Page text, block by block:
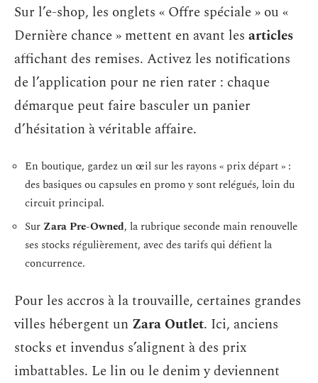
Sur l’e-shop, les onglets « Offre spéciale » ou «
Dernière chance » mettent en avant les articles
affichant des remises. Activez les notifications
de l’application pour ne rien rater : chaque
démarque peut faire basculer un panier
d’hésitation à véritable affaire.
En boutique, gardez un œil sur les rayons « prix départ » :
des basiques ou capsules en promo y sont relégués, loin du
circuit principal.
Sur Zara Pre-Owned, la rubrique seconde main renouvelle
ses stocks régulièrement, avec des tarifs qui défient la
concurrence.
Pour les accros à la trouvaille, certaines grandes
villes hébergent un Zara Outlet. Ici, anciens
stocks et invendus s’alignent à des prix
imbattables. Le lin ou le denim y deviennent